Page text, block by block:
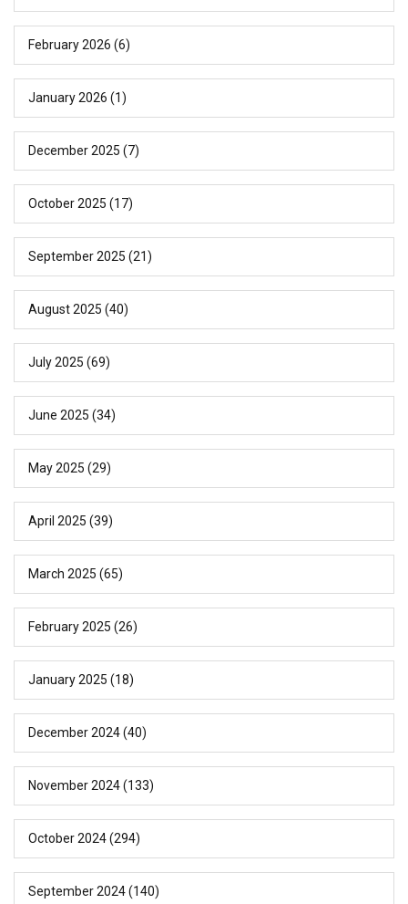
February 2026 (6)
January 2026 (1)
December 2025 (7)
October 2025 (17)
September 2025 (21)
August 2025 (40)
July 2025 (69)
June 2025 (34)
May 2025 (29)
April 2025 (39)
March 2025 (65)
February 2025 (26)
January 2025 (18)
December 2024(40)
November 2024(133)
October 2024(294)
September 2024(140)